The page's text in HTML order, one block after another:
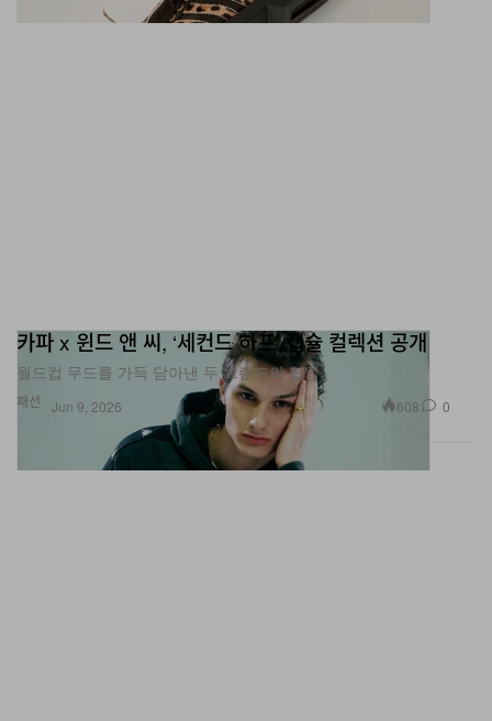
패션
월드컵 무드를 가득 담아낸 두 브랜드의 협업.
Jun 9, 2026